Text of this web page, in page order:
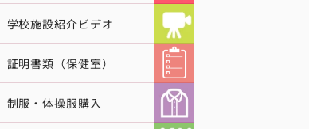
学校施設紹介ビデオ
証明書類（保健室）
制服・体操服購入